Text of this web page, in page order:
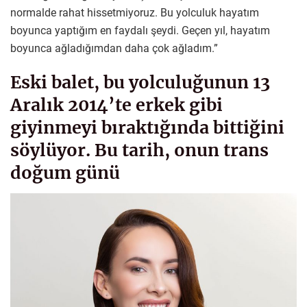
normalde rahat hissetmiyoruz. Bu yolculuk hayatım
boyunca yaptığım en faydalı şeydi. Geçen yıl, hayatım
boyunca ağladığımdan daha çok ağladım.”
Eski balet, bu yolculuğunun 13
Aralık 2014’te erkek gibi
giyinmeyi bıraktığında bittiğini
söylüyor. Bu tarih, onun trans
doğum günü